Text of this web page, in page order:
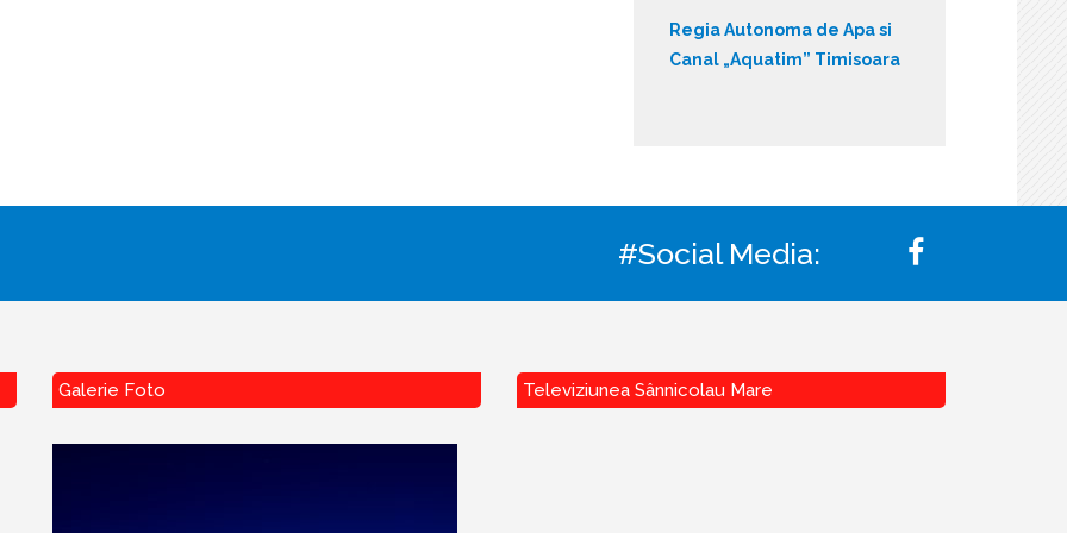
Regia Autonoma de Apa si
Canal „Aquatim” Timisoara
#Social Media:
Galerie Foto Televiziunea Sânnicolau Mare